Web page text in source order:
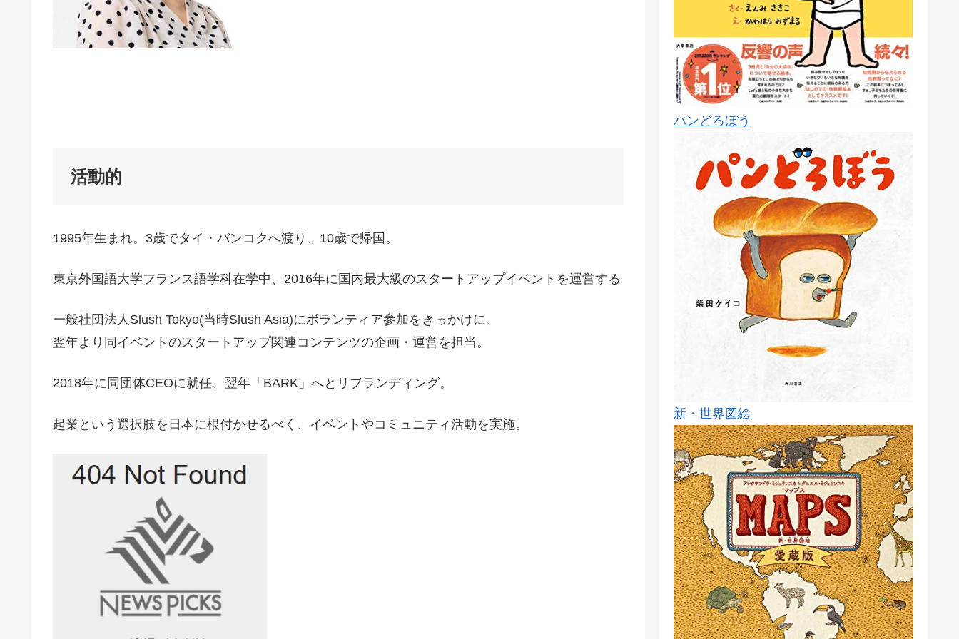
活動的
1995年生まれ。3歳でタイ・バンコクへ渡り、10歳で帰国。
東京外国語大学フランス語学科在学中、2016年に国内最大級のスタートアップイベントを運営する
一般社団法人Slush Tokyo(当時Slush Asia)にボランティア参加をきっかけに、
翌年より同イベントのスタートアップ関連コンテンツの企画・運営を担当。
2018年に同団体CEOに就任、翌年「BARK」へとリブランディング。
起業という選択肢を日本に根付かせるべく、イベントやコミュニティ活動を実施。
パンどろぼう
新・世界図絵